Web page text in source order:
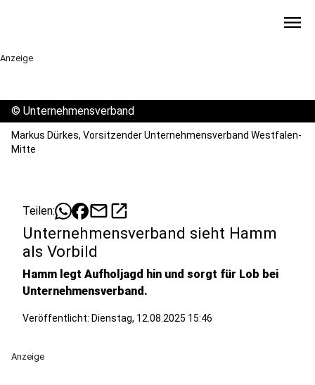
menu
Anzeige
© Unternehmensverband
Markus Dürkes, Vorsitzender Unternehmensverband Westfalen-
Mitte
Teilen: mailopen_in_new
Unternehmensverband sieht Hamm
als Vorbild
Hamm legt Aufholjagd hin und sorgt für Lob bei
Unternehmensverband.
Veröffentlicht: Dienstag, 12.08.2025 15:46
Anzeige